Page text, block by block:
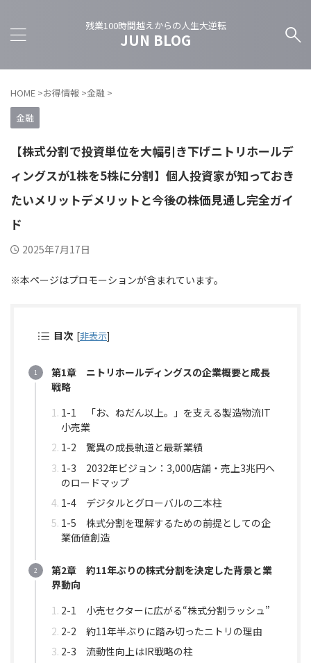
残業100時間越えからの人生大逆転
JUN BLOG
HOME >お得情報 >金融 >
金融
【株式分割で投資単位を大幅引き下げニトリホールデ
ィングスが1株を5株に分割】個人投資家が知っておき
たいメリットデメリットと今後の株価見通し完全ガイ
ド
2025年7月17日
※本ページはプロモーションが含まれています。
目次 [非表示]
第1章 ニトリホールディングスの企業概要と成長
戦略
1-1 「お、ねだん以上。」を支える製造物流IT
小売業
1-2 驚異の成長軌道と最新業績
1-3 2032年ビジョン：3,000店舗・売上3兆円へ
のロードマップ
1-4 デジタルとグローバルの二本柱
1-5 株式分割を理解するための前提としての企
業価値創造
第2章 約11年ぶりの株式分割を決定した背景と業
界動向
2-1 小売セクターに広がる“株式分割ラッシュ”
2-2 約11年半ぶりに踏み切ったニトリの理由
2-3 流動性向上はIR戦略の柱